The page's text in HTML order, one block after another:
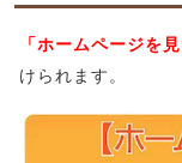
「ホームページを見
けられます。